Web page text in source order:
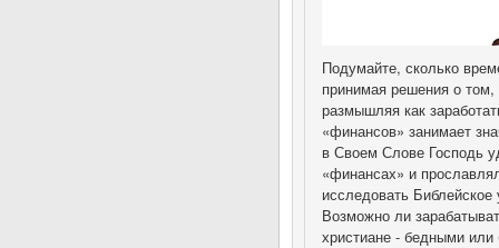
Подумайте, сколько
принимая решения о том,
размышляя как
«финансов» занимает
в Своем Слове Господь
«финансах» и
исследовать
Возможно ли
христиане - бедными или